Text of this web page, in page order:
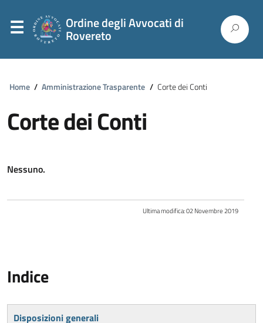
Ordine degli Avvocati di
Rovereto
Home / Amministrazione Trasparente / Corte dei Conti
Corte dei Conti
Nessuno.
Ultima modifica:02 Novembre 2019
Indice
Disposizioni generali